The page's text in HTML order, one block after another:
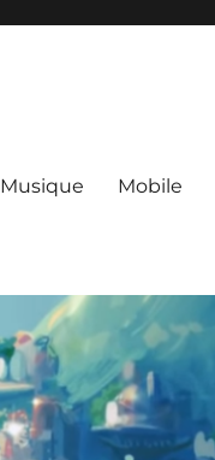
Musique Mobile